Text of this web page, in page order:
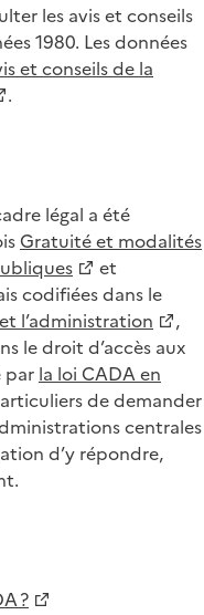
les avis et conseils
1980. Les données
et conseils de la
.
légal a été
Gratuité et modalités
et
codifiées dans le
l’administration
,
le droit d’accès aux
par la loi CADA en
de demander
centrales
d’y répondre,
?